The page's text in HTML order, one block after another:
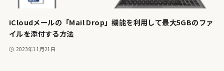
iCloudメールの「Mail Drop」機能を利用して最大5GBのファ
イルを添付する方法
2023年11月21日